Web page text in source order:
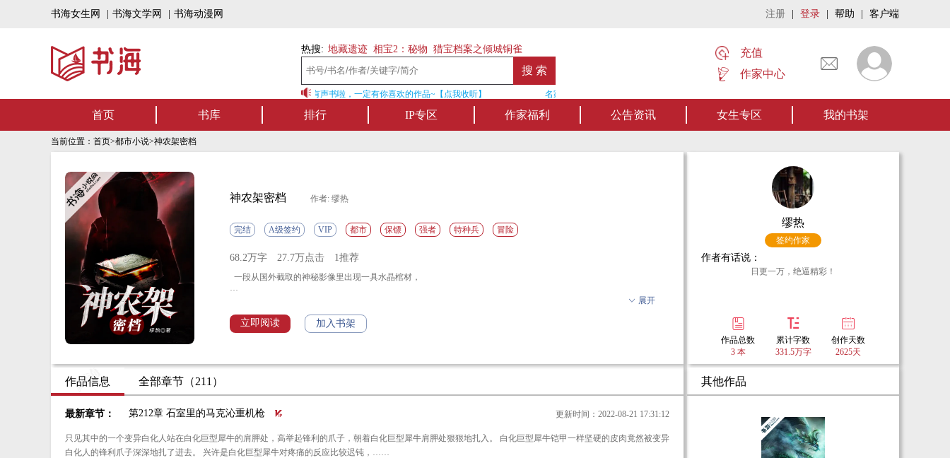
书海女生网 书海文学网 书海动漫网 注册 登录 帮助 客户端
热搜: 地藏遗迹 相宝2：秘物 猎宝档案之倾城铜雀
书海听书——好书可听，书海有声！书海上架有声书啦，一定有你喜欢的作品~【点我收听】 名家名作——欢迎阅读作者张家四叔的作品《张家摸金秘术》让我们一起开启张家摸金流悬疑作品。【点我阅
充值
作家中心
首页 书库 排行 IP专区 作家福利 公告资讯 女生专区 我的书架
当前位置： 首页>都市小说>神农架密档
神农架密档 作者: 缪热
完结 A级签约 VIP 都市 保镖 强者 特种兵 冒险
68.2万字 27.7万点击 1推荐
一段从国外截取的神秘影像里出现一具水晶棺材，
野人尸体被专家判定为传说中的神农氏。
一个T字头编号的异能小分队深入神农架，
展开
立即阅读 加入书架
作品信息 全部章节（211）
最新章节： 第212章 石室里的马克沁重机枪 更新时间：2022-08-21 17:31:12
只见其中的一个变异白化人站在白化巨型犀牛的肩胛处，高举起锋利的爪子，朝着白化巨型犀牛肩胛处狠狠地扎入。 白化巨型犀牛铠甲一样坚硬的皮肉竟然被变异
白化人的锋利爪子深深地扎了进去。 兴许是白化巨型犀牛对疼痛的反应比较迟钝，……
缪热
签约作家
作者有话说：
日更一万，绝逼精彩！
作品总数
3 本
累计字数
331.5万字
创作天数
2625天
其他作品